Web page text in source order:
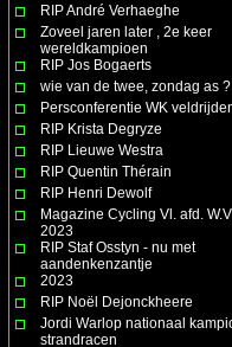
RIP André Verhaeghe
Zoveel jaren later , 2e keer
wereldkampioen
RIP Jos Bogaerts
wie van de twee, zondag as ?
Persconferentie WK
RIP Krista Degryze
RIP Lieuwe Westra
RIP Quentin Thérain
RIP Henri Dewolf
Magazine Cycling Vl. afd.
2023
RIP Staf Osstyn - nu met
aandenkenzantje
2023
RIP Noël Dejonckheere
Jordi Warlop nationaal
strandracen